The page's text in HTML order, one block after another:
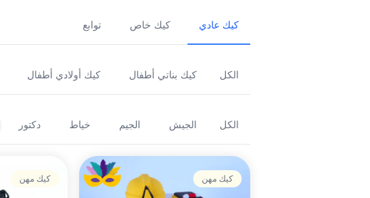
كيك عادي كيك خاص توابع
الكل كيك بناتي أطفال كيك أولادي أطفال
الكل الجيش الجيم خياط دكتور
كيك مهن كيك مهن